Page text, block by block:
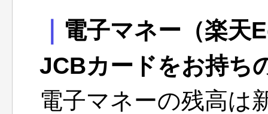
電子マネー（楽天
JCBカードをお持ち
電子マネーの残高は